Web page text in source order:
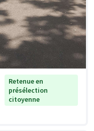
Retenue en
présélection
citoyenne